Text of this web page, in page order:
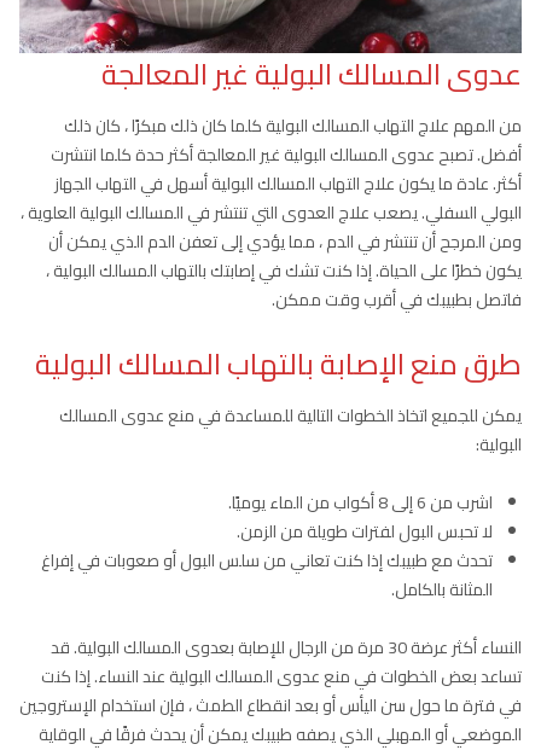
عدوى المسالك البولية غير المعالجة
من المهم علاج التهاب المسالك البولية كلما كان ذلك مبكرًا ، كان ذلك
أفضل. تصبح عدوى المسالك البولية غير المعالجة أكثر حدة كلما انتشرت
أكثر. عادة ما يكون علاج التهاب المسالك البولية أسهل في التهاب الجهاز
البولي السفلي. يصعب علاج العدوى التي تنتشر في المسالك البولية العلوية ،
ومن المرجح أن تنتشر في الدم ، مما يؤدي إلى تعفن الدم الذي يمكن أن
يكون خطرًا على الحياة. إذا كنت تشك في إصابتك بالتهاب المسالك البولية ،
فاتصل بطبيبك في أقرب وقت ممكن.
طرق منع الإصابة بالتهاب المسالك البولية
يمكن للجميع اتخاذ الخطوات التالية للمساعدة في منع عدوى المسالك
البولية:
اشرب من 6 إلى 8 أكواب من الماء يوميًا.
لا تحبس البول لفترات طويلة من الزمن.
تحدث مع طبيبك إذا كنت تعاني من سلس البول أو صعوبات في إفراغ
المثانة بالكامل.
النساء أكثر عرضة 30 مرة من الرجال للإصابة بعدوى المسالك البولية. قد
تساعد بعض الخطوات في منع عدوى المسالك البولية عند النساء. إذا كنت
في فترة ما حول سن اليأس أو بعد انقطاع الطمث ، فإن استخدام الإستروجين
الموضعي أو المهبلي الذي يصفه طبيبك يمكن أن يحدث فرقًا في الوقاية